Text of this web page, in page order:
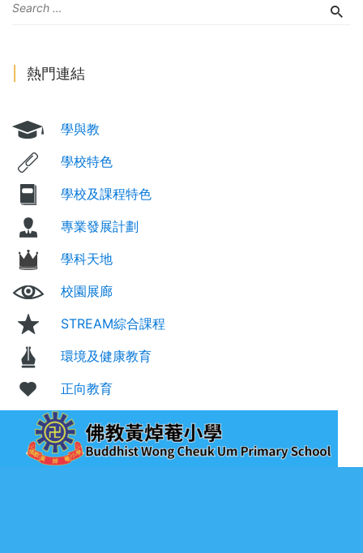
熱門連結
學與教
學校特色
學校及課程特色
專業發展計劃
學科天地
校園展廊
STREAM綜合課程
環境及健康教育
正向教育